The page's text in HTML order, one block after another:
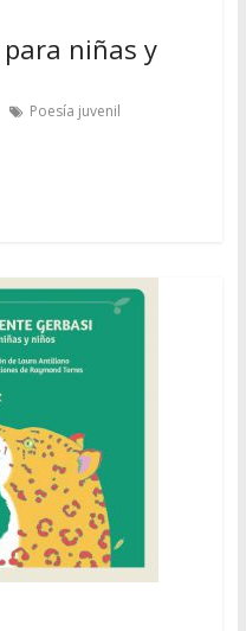
niñas y
Poesía juvenil